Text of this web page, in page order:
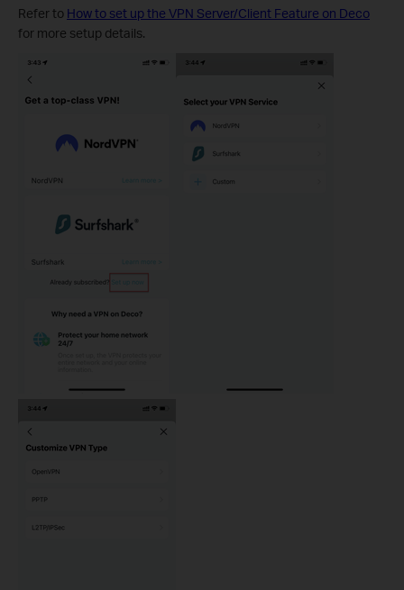
Refer to How to set up the VPN Server/Client Feature on Deco
for more setup details.